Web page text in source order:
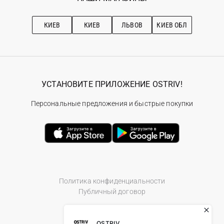
Рекомендации по уходу
КИЕВ КИЕВ ЛЬВОВ КИЕВ ОБЛ
Политика конфиденциальности
Публичный договор
УСТАНОВИТЕ ПРИЛОЖЕНИЕ OSTRIV!
Персональные предложения и быстрые покупки